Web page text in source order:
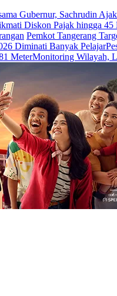
Gubernur, Sachrudin
Diskon Pajak hingga 45
Pemkot Tangerang
Diminati Banyak Pelajar
MeterMonitoring Wilayah,